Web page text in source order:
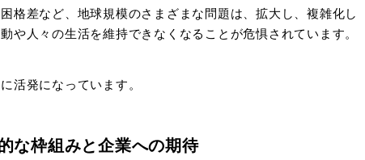
格差など、地球規模のさまざまな問題は、拡大し、複雑化し
や人々の生活を維持できなくなることが危惧されています。
活発になっています。
な枠組みと企業への期待